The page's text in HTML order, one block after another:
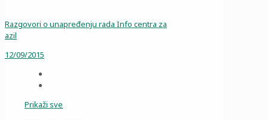
Razgovori o unapređenju rada Info centra za
azil
12/09/2015
Prikaži sve